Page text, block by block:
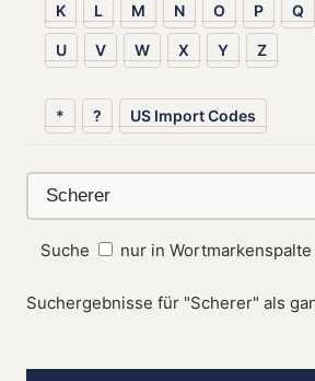
K L M N O P Q
U V W X Y Z
* ? US Import Codes
Suche nur in Wortmarkenspalte
Suchergebnisse für "Scherer" als